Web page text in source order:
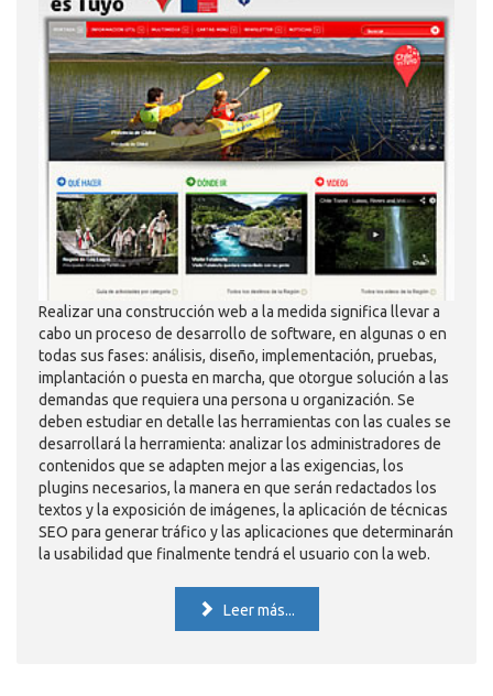
Realizar una construcción web a la medida significa llevar a
cabo un proceso de desarrollo de software, en algunas o en
todas sus fases: análisis, diseño, implementación, pruebas,
implantación o puesta en marcha, que otorgue solución a las
demandas que requiera una persona u organización. Se
deben estudiar en detalle las herramientas con las cuales se
desarrollará la herramienta: analizar los administradores de
contenidos que se adapten mejor a las exigencias, los
plugins necesarios, la manera en que serán redactados los
textos y la exposición de imágenes, la aplicación de técnicas
SEO para generar tráfico y las aplicaciones que determinarán
la usabilidad que finalmente tendrá el usuario con la web.
Leer más...